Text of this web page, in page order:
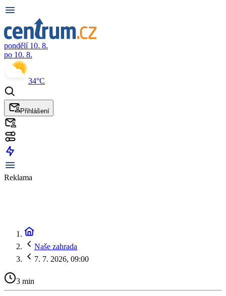
pondělí 10. 8.
po 10. 8.
34°C
Přihlášení
Reklama
Naše zahrada
7. 7. 2026, 09:00
3 min